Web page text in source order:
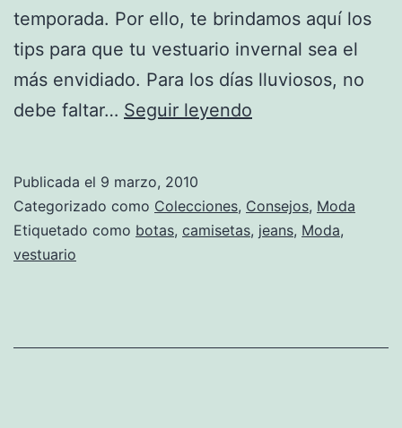
temporada. Por ello, te brindamos aquí los
tips para que tu vestuario invernal sea el
más envidiado. Para los días lluviosos, no
debe faltar… Seguir leyendo
para
verte
invierno
Publicada el 9 marzo, 2010
Categorizado como Colecciones, Consejos, Moda
Etiquetado como botas, camisetas, jeans, Moda,
vestuario